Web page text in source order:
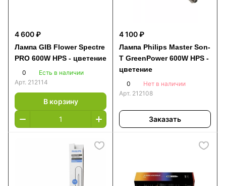
4 600 ₽
Лампа GIB Flower Spectre
PRO 600W HPS - цветение
0
Есть в наличии
Арт. 212114
В корзину
4 100 ₽
Лампа Philips Master Son-
T GreenPower 600W HPS -
цветение
0
Нет в наличии
Арт. 212108
Заказать